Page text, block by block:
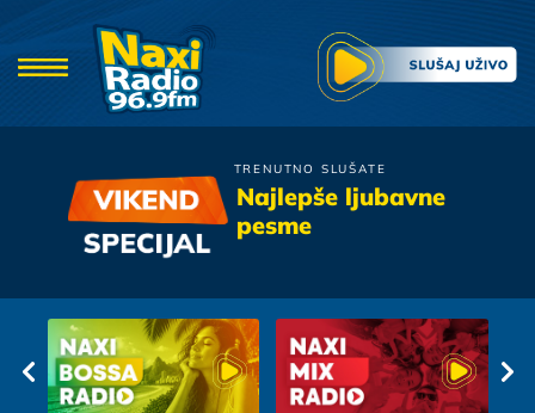
TRENUTNO SLUŠATE
Najlepše ljubavne
pesme
Oliver Dragojevic
Pred Tvojim Vratima